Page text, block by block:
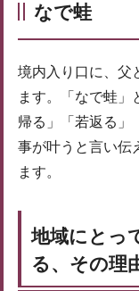
なで蛙
境内入り口に、父
ます。「なで蛙」
帰る」「若返る」
事が叶うと言い伝
ます。
地域にとっ
る、その理